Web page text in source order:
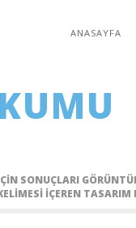
ANASAYFA
SONUÇLARI
IÇEREN TASARIM